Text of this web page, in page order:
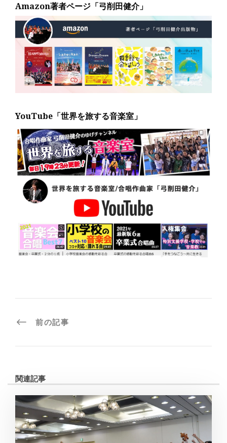
Amazon著者ページ「弓削田健介」
YouTube「世界を旅する音楽室」
前の記事
関連記事